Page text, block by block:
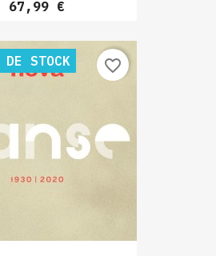
Prix
67,99 €
DE STOCK favorite_border